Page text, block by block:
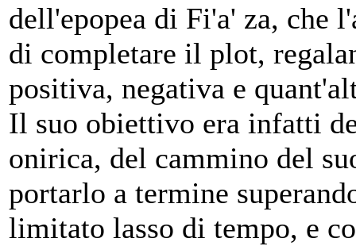
dell'epopea di Fi'a' za, che
di completare il plot,
positiva, negativa e
Il suo obiettivo era infatti
onirica, del cammino del
portarlo a termine
limitato lasso di tempo, e